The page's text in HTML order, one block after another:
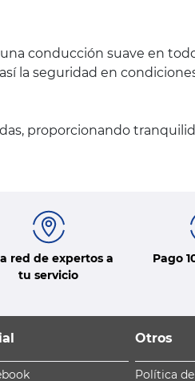
conducción suave en
la seguridad en
proporcionando
red de expertos a
tu servicio
Pago
Otros
Política